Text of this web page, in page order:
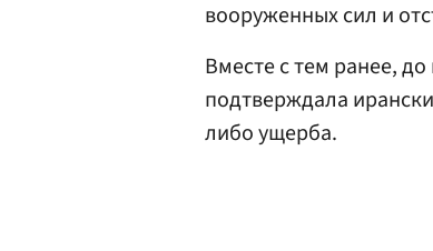
вооруженных сил и
Вместе с тем ранее,
подтверждала
либо ущерба.